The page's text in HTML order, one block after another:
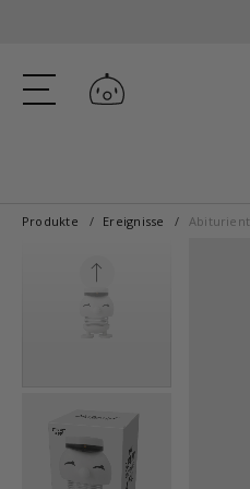
Einloggen
Produkte Ereignisse Abiturient